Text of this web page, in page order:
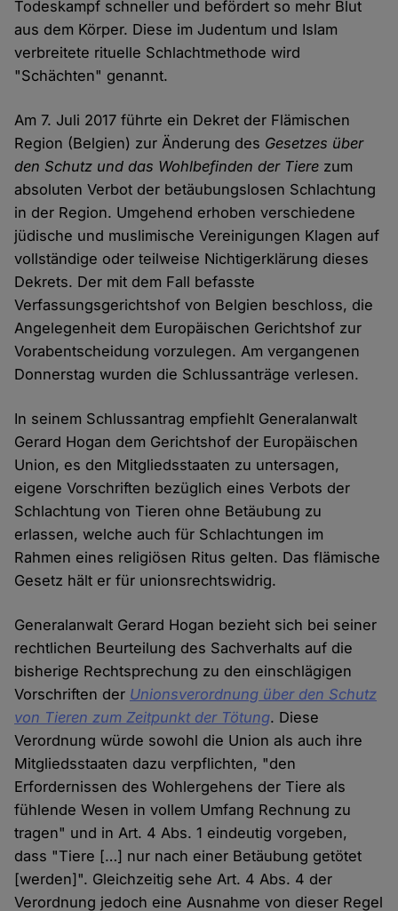
Todeskampf schneller und befördert so mehr Blut
aus dem Körper. Diese im Judentum und Islam
verbreitete rituelle Schlachtmethode wird
"Schächten" genannt.
Am 7. Juli 2017 führte ein Dekret der Flämischen
Region (Belgien) zur Änderung des Gesetzes über
den Schutz und das Wohlbefinden der Tiere zum
absoluten Verbot der betäubungslosen Schlachtung
in der Region. Umgehend erhoben verschiedene
jüdische und muslimische Vereinigungen Klagen auf
vollständige oder teilweise Nichtigerklärung dieses
Dekrets. Der mit dem Fall befasste
Verfassungsgerichtshof von Belgien beschloss, die
Angelegenheit dem Europäischen Gerichtshof zur
Vorabentscheidung vorzulegen. Am vergangenen
Donnerstag wurden die Schlussanträge verlesen.
In seinem Schlussantrag empfiehlt Generalanwalt
Gerard Hogan dem Gerichtshof der Europäischen
Union, es den Mitgliedsstaaten zu untersagen,
eigene Vorschriften bezüglich eines Verbots der
Schlachtung von Tieren ohne Betäubung zu
erlassen, welche auch für Schlachtungen im
Rahmen eines religiösen Ritus gelten. Das flämische
Gesetz hält er für unionsrechtswidrig.
Generalanwalt Gerard Hogan bezieht sich bei seiner
rechtlichen Beurteilung des Sachverhalts auf die
bisherige Rechtsprechung zu den einschlägigen
Vorschriften der Unionsverordnung über den Schutz
von Tieren zum Zeitpunkt der Tötung. Diese
Verordnung würde sowohl die Union als auch ihre
Mitgliedsstaaten dazu verpflichten, "den
Erfordernissen des Wohlergehens der Tiere als
fühlende Wesen in vollem Umfang Rechnung zu
tragen" und in Art. 4 Abs. 1 eindeutig vorgeben,
dass "Tiere […] nur nach einer Betäubung getötet
[werden]". Gleichzeitig sehe Art. 4 Abs. 4 der
Verordnung jedoch eine Ausnahme von dieser Regel